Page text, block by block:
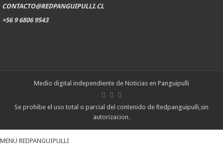
CONTACTO@REDPANGUIPULLI.CL
+56 9 6806 9543
Medio digital independiente de Noticias en Panguipulli
Se prohibe el uso total o parcial del contenido de Redpanguipulli,sin
autorizacion.
MENU REDPANGUIPULLI